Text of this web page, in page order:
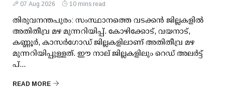
07 Aug 2026 10 mins read
തിരുവനന്തപുരം: സംസ്ഥാനത്തെ വടക്കന്‍ ജില്ലകളില്‍
അതിതീവ്ര മഴ മുന്നറിയിപ്പ്. കോഴിക്കോട്, വയനാട്,
കണ്ണൂര്‍, കാസര്‍ഗോഡ് ജില്ലകളിലാണ് അതിതീവ്ര മഴ
മുന്നറിയിപ്പുള്ളത്. ഈ നാല് ജില്ലകളിലും റെഡ് അലര്‍ട്ട്
പ്...
READ MORE